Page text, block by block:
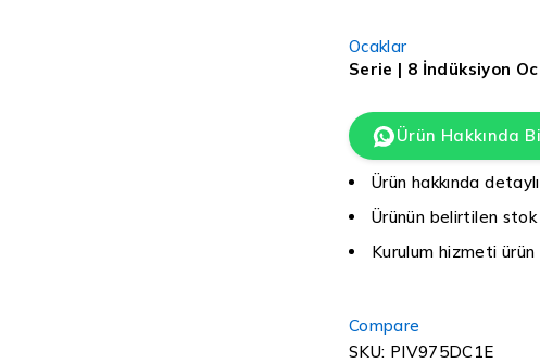
Ocaklar
Serie | 8 İndüksiyon
Ürün Hakkında
Ürün hakkında
Ürünün belirtilen
Kurulum hizmeti
Compare
SKU: PIV975DC1E